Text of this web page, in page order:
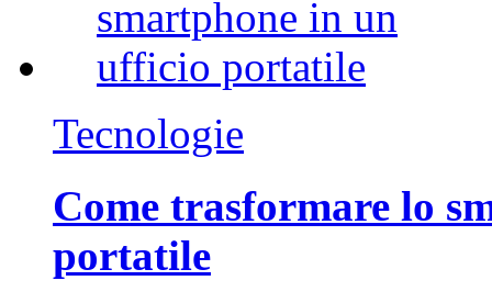
Tecnologie
Come trasformare lo
portatile